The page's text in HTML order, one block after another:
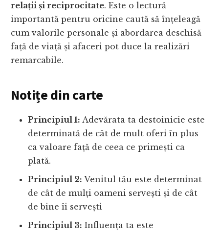
relații și reciprocitate. Este o lectură
importantă pentru oricine caută să înțeleagă
cum valorile personale și abordarea deschisă
față de viață și afaceri pot duce la realizări
remarcabile.
Notițe din carte
Principiul 1: Adevărata ta destoinicie este
determinată de cât de mult oferi în plus
ca valoare față de ceea ce primești ca
plată.
Principiul 2: Venitul tău este determinat
de cât de mulți oameni servești și de cât
de bine îi servești
Principiul 3: Influența ta este